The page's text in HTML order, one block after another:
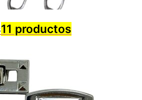
11 productos